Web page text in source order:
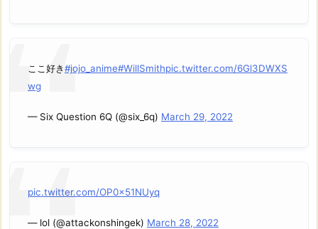
ここ好き#jojo_anime#WillSmithpic.twitter.com/6Gl3DWXS
wg
— Six Question 6Q (@six_6q) March 29, 2022
pic.twitter.com/OP0x51NUyq
— lol (@attackonshingek) March 28, 2022